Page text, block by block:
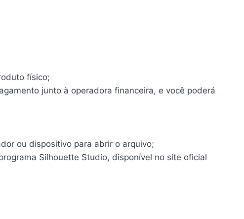
físico;
junto à operadora financeira, e você poderá
ou dispositivo para abrir o arquivo;
Silhouette Studio, disponível no site oficial